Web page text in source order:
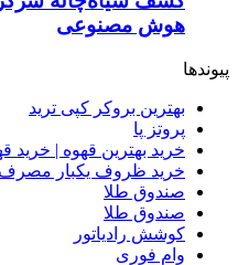
هوش مصنوعی
پیوندها
بهترین بروکر کپی ترید
پروتز پا
خرید بهترین قهوه | خرید
خرید ظروف یکبار مصرف
صندوق طلا
صندوق طلا
کوشش رادیاتور
وام فوری